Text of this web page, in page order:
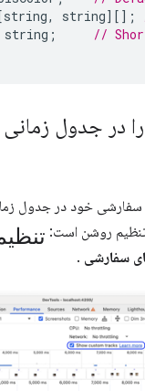
string, string][];
string ;
//
در جدول
سفارشی خود در جدول
روشن است:
سفارشی .